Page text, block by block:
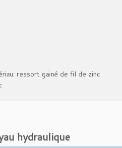
ressort gainé de fil de zinc
hydraulique